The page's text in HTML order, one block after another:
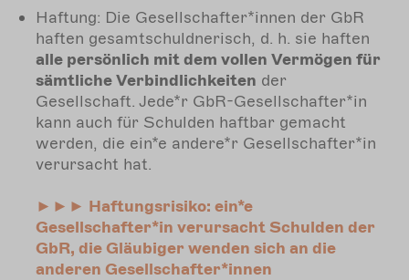
Haftung: Die Gesellschafter*innen der GbR
haften gesamtschuldnerisch, d. h. sie haften
alle persönlich mit dem vollen Vermögen für
sämtliche Verbindlichkeiten der
Gesellschaft. Jede*r GbR-Gesellschafter*in
kann auch für Schulden haftbar gemacht
werden, die ein*e andere*r Gesellschafter*in
verursacht hat.
►►► Haftungsrisiko: ein*e
Gesellschafter*in verursacht Schulden der
GbR, die Gläubiger wenden sich an die
anderen Gesellschafter*innen